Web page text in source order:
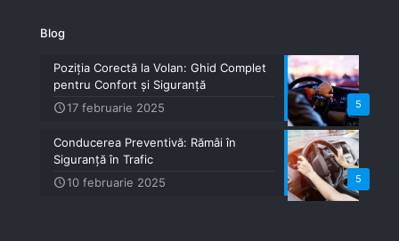
Blog
5
Poziția Corectă la Volan: Ghid Complet
pentru Confort și Siguranță
17 februarie 2025
5
Conducerea Preventivă: Rămâi în
Siguranță în Trafic
10 februarie 2025